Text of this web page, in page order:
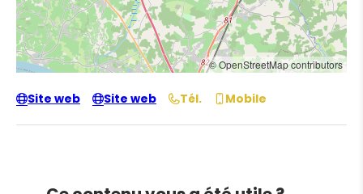
© OpenStreetMap contributors
Site web Site web Tél. Mobile